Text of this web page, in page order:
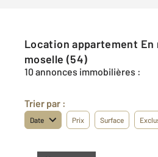
Location appartement En meurthe-et-
moselle (54)
10 annonces immobilières :
Trier par :
Date Prix Surface